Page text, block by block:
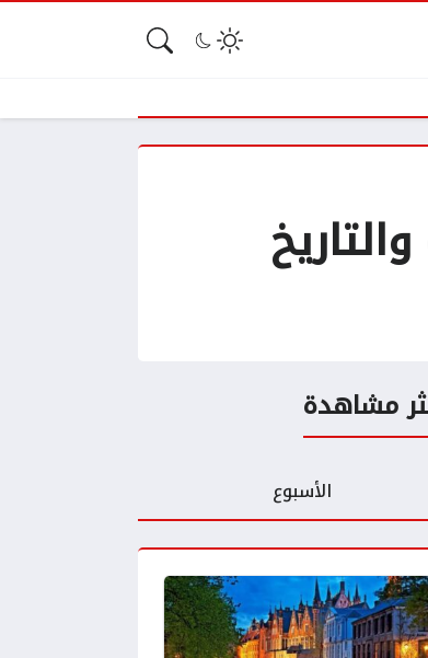
مشاهدة
الأسبوع